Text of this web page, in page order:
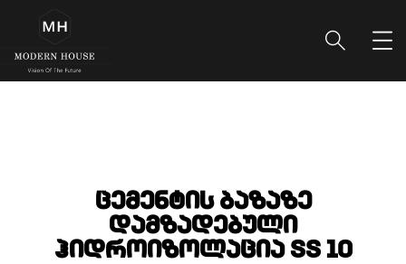
ცემენტის ბაზაზე
დამზადებული
ჰიდროიზოლაცია SS 10